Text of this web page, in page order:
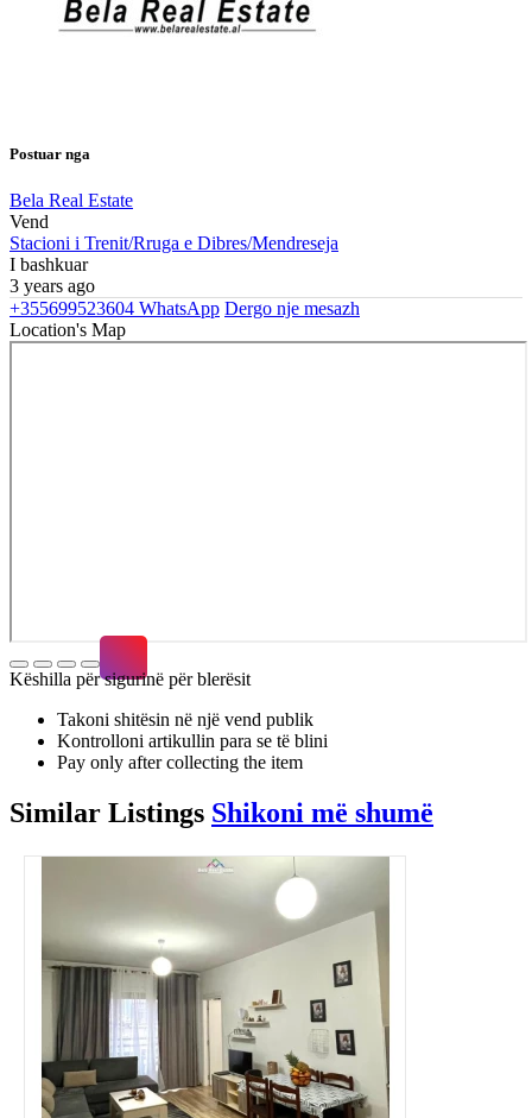
Postuar nga
Bela Real Estate
Vend
Stacioni i Trenit/Rruga e Dibres/Mendreseja
I bashkuar
3 years ago
+355699523604 WhatsApp Dergo nje mesazh
Location's Map
Këshilla për sigurinë për blerësit
Takoni shitësin në një vend publik
Kontrolloni artikullin para se të blini
Pay only after collecting the item
Similar Listings Shikoni më shumë